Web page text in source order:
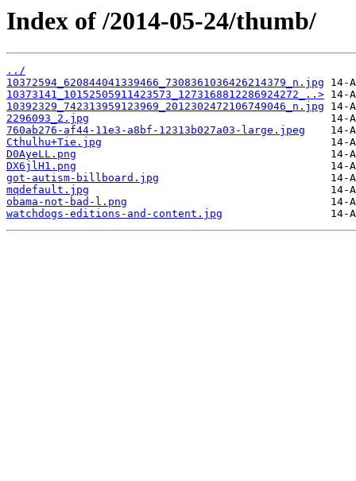
Index of /2014-05-24/thumb/
../
10372594_620844041339466_7308361036426214379_n.jpg
10373141_10152505911423573_1273168812286924272_..>
10392329_742313959123969_2012302472106749046_n.jpg
2296093_2.jpg
760ab276-af44-11e3-a8bf-12313b027a03-large.jpeg
Cthulhu+Tie.jpg
D0AyeLL.png
DX6jlH1.png
got-autism-billboard.jpg
mqdefault.jpg
obama-not-bad-l.png
watchdogs-editions-and-content.jpg